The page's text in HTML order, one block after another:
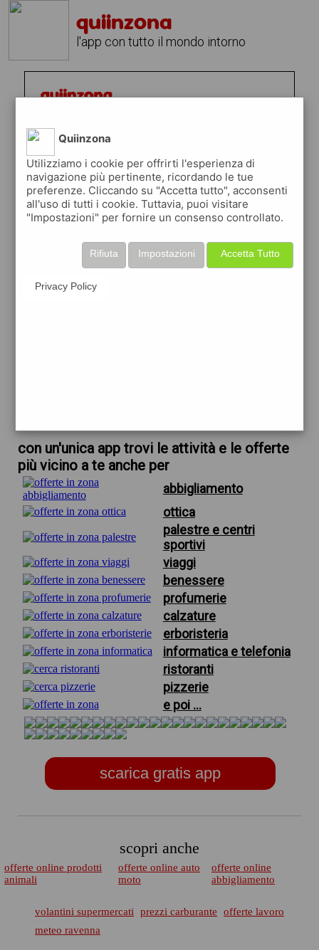
quiinzona
l'app con tutto il mondo intorno
con un'unica app trovi le attività e le offerte
più vicino a te anche per
abbigliamento
ottica
palestre e centri
sportivi
viaggi
benessere
profumerie
calzature
erboristeria
informatica e telefonia
ristoranti
pizzerie
e poi ...
scarica gratis app
scopri anche
offerte online prodotti
animali
offerte online auto
moto
offerte online
abbigliamento
volantini supermercati prezzi carburante
offerte lavoro
meteo ravenna
Quiinzona
Utilizziamo i cookie per offrirti l'esperienza di
navigazione più pertinente, ricordando le tue
preferenze. Cliccando su "Accetta tutto", acconsenti
all'uso di tutti i cookie. Tuttavia, puoi visitare
"Impostazioni" per fornire un consenso controllato.
Accetta Tutto
Impostazioni
Rifiuta
Privacy Policy